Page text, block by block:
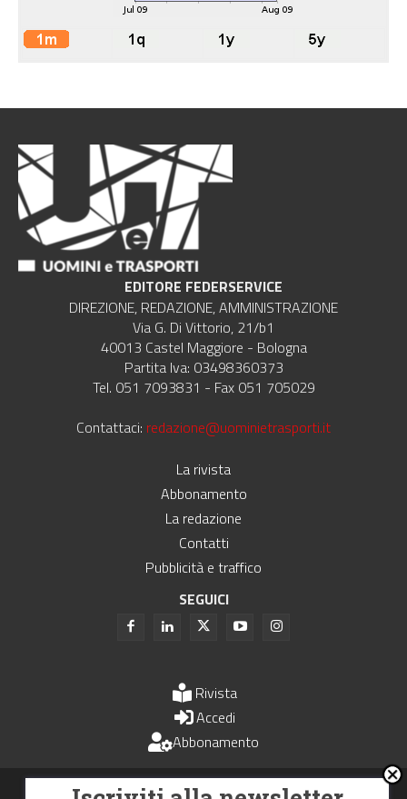
EDITORE FEDERSERVICE
DIREZIONE, REDAZIONE, AMMINISTRAZIONE
Via G. Di Vittorio, 21/b1
40013 Castel Maggiore - Bologna
Partita Iva: 03498360373
Tel. 051 7093831 - Fax 051 705029
Contattaci: redazione@uominietrasporti.it
La rivista
Abbonamento
La redazione
Contatti
Pubblicità e traffico
SEGUICI
Rivista
Accedi
Abbonamento
Uomini e Trasporti è un periodico associato all'Unione Stampa